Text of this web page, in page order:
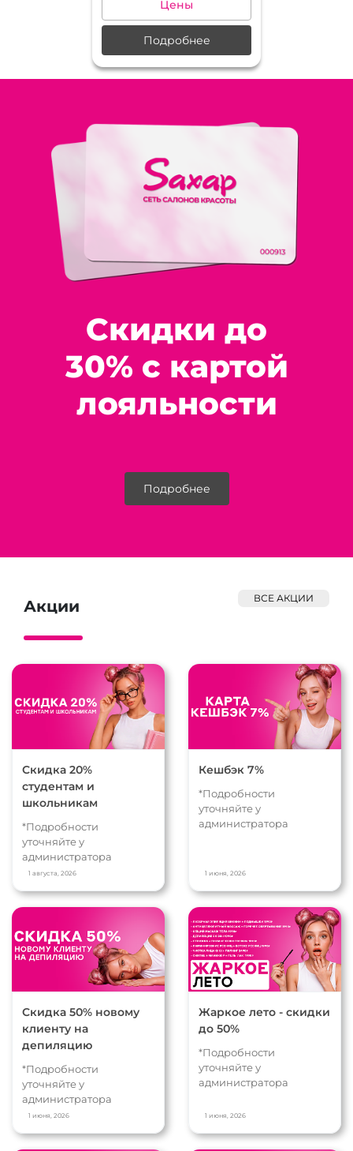
Цены
Подробнее
Скидки до
30% с картой
лояльности
Подробнее
Акции ВСЕ АКЦИИ
Скидка 20%
студентам и
школьникам
*Подробности
уточняйте у
администратора
1 августа, 2026
Кешбэк 7%
*Подробности
уточняйте у
администратора
1 июня, 2026
Скидка 50% новому
клиенту на
депиляцию
*Подробности
уточняйте у
администратора
1 июня, 2026
Жаркое лето - скидки
до 50%
*Подробности
уточняйте у
администратора
1 июня, 2026